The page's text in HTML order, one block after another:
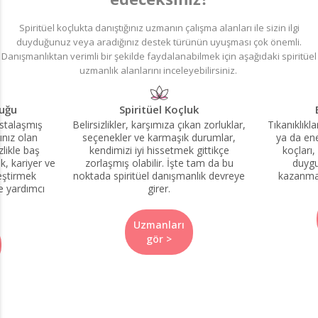
Spiritüel koçlukta danıştığınız uzmanın çalışma alanları ile sizin ilgi
duyduğunuz veya aradığınız destek türünün uyuşması çok önemli.
Danışmanlıktan verimli bir şekilde faydalanabilmek için aşağıdaki spiritüel
uzmanlık alanlarını inceleyebilirsiniz.
olan
baş
kariyer ve
Spiritüel Koçluk
Belirsizlikler, karşımıza çıkan zorluklar,
seçenekler ve karmaşık durumlar,
kendimizi iyi hissetmek gittikçe
zorlaşmış olabilir. İşte tam da bu
noktada spiritüel danışmanlık devreye
girer.
Uzmanları
gör >
ya da